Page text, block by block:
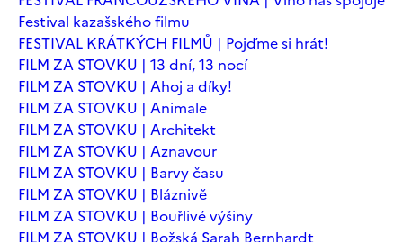
Festival kazašského filmu
FESTIVAL KRÁTKÝCH FILMŮ | Pojďme si hrát!
FILM ZA STOVKU | 13 dní, 13 nocí
FILM ZA STOVKU | Ahoj a díky!
FILM ZA STOVKU | Animale
FILM ZA STOVKU | Architekt
FILM ZA STOVKU | Aznavour
FILM ZA STOVKU | Barvy času
FILM ZA STOVKU | Bláznivě
FILM ZA STOVKU | Bouřlivé výšiny
FILM ZA STOVKU | Božská Sarah Bernhardt